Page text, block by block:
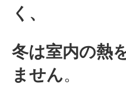
く、
冬は室内の熱
ません。